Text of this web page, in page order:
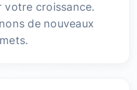
votre croissance.
de nouveaux